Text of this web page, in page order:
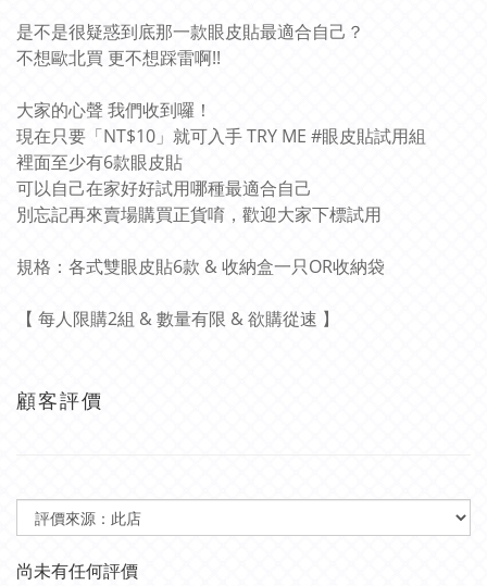
是不是很疑惑到底那一款眼皮貼最適合自己？
不想歐北買 更不想踩雷啊!!
大家的心聲 我們收到囉！
現在只要「NT$10」就可入手 TRY ME #眼皮貼試用組
裡面至少有6款眼皮貼
可以自己在家好好試用哪種最適合自己
別忘記再來賣場購買正貨唷，歡迎大家下標試用
規格：各式雙眼皮貼6款 & 收納盒一只OR收納袋
【 每人限購2組 & 數量有限 & 欲購從速 】
顧客評價
尚未有任何評價